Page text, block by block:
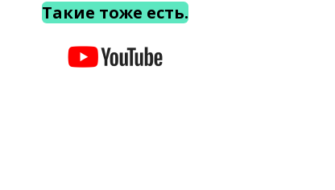
Такие тоже есть.